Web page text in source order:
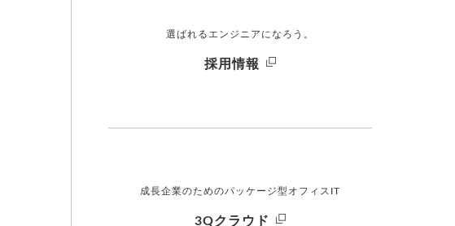
選ばれるエンジニアになろう。
採用情報
成長企業のためのパッケージ型オフィスIT
3Qクラウド